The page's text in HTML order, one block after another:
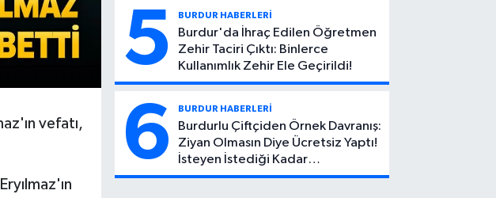
vefatı,
Can Atıcı
Genç
Yaşta
Yaşamını
Yitirdi
Feci Kaza:
1 Ölü, 2
Yaralı
5 BURDUR HABERLERİ
Burdur'da İhraç Edilen Öğretmen
Zehir Taciri Çıktı: Binlerce
Kullanımlık Zehir Ele Geçirildi!
6 BURDUR HABERLERİ
Burdurlu Çiftçiden Örnek Davranış:
Ziyan Olmasın Diye Ücretsiz Yaptı!
İsteyen İstediği Kadar
Toplayabilecek